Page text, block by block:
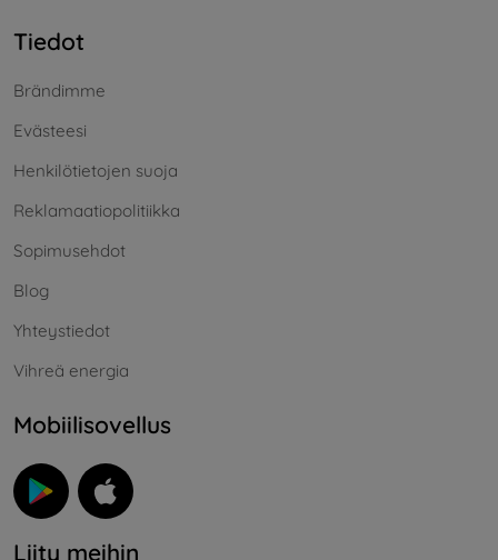
Tiedot
Brändimme
Evästeesi
Henkilötietojen suoja
Reklamaatiopolitiikka
Sopimusehdot
Blog
Yhteystiedot
Vihreä energia
Mobiilisovellus
Liity meihin